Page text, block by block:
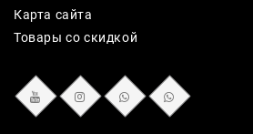
Карта сайта
Товары со скидкой